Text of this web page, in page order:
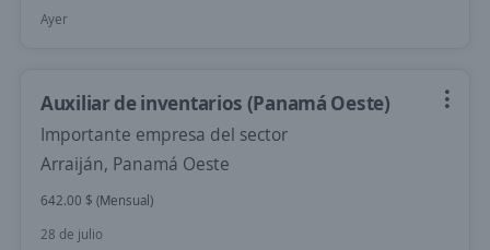
Ayer
Auxiliar de inventarios (Panamá Oeste)
Importante empresa del sector
Arraiján, Panamá Oeste
642.00 $ (Mensual)
28 de julio